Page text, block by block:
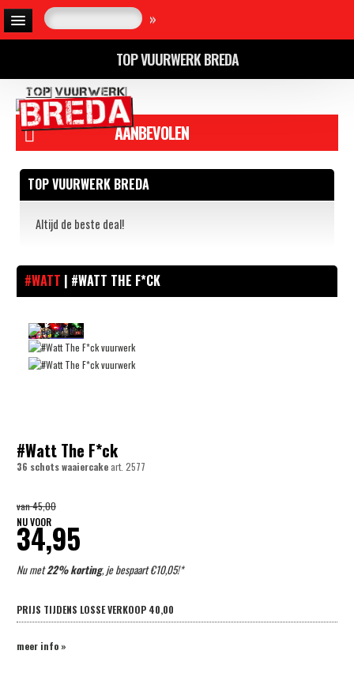
»
TOP VUURWERK BREDA
AANBEVOLEN
TOP VUURWERK BREDA
Altijd de beste deal!
#WATT | #WATT THE F*CK
#Watt The F*ck
36 schots waaiercakeart. 2577
van45,00
NU VOOR
34,95
Nu met22% korting, je bespaart €10,05!*
PRIJS TIJDENS LOSSE VERKOOP 40,00
meer info »